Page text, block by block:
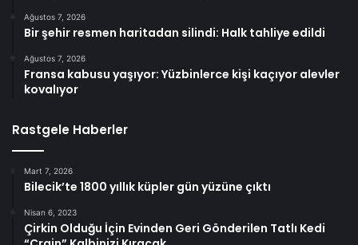
Ağustos 7, 2026
Bir şehir resmen haritadan silindi: Halk tahliye edildi
Ağustos 7, 2026
Fransa kabusu yaşıyor: Yüzbinlerce kişi kaçıyor alevler
kovalıyor
Rastgele Haberler
Mart 7, 2026
Bilecik’te 1800 yıllık küpler gün yüzüne çıktı
Nisan 6, 2023
Çirkin Olduğu İçin Evinden Geri Gönderilen Tatlı Kedi